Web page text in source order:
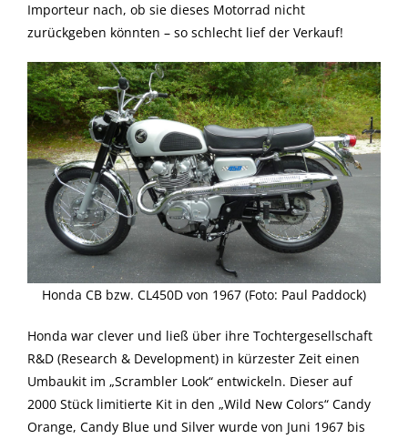
Importeur nach, ob sie dieses Motorrad nicht
zurückgeben könnten – so schlecht lief der Verkauf!
Honda CB bzw. CL450D von 1967 (Foto: Paul Paddock)
Honda war clever und ließ über ihre Tochtergesellschaft
R&D (Research & Development) in kürzester Zeit einen
Umbaukit im „Scrambler Look“ entwickeln. Dieser auf
2000 Stück limitierte Kit in den „Wild New Colors“ Candy
Orange, Candy Blue und Silver wurde von Juni 1967 bis